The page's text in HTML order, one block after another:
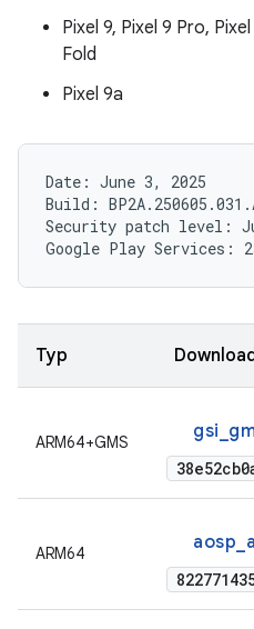
Pixel 9, Pixel 9 Pro,
Fold
Pixel 9a
Date: June 3, 2025
Build:
Security patch level:
Typ
ARM64+GMS
ARM64